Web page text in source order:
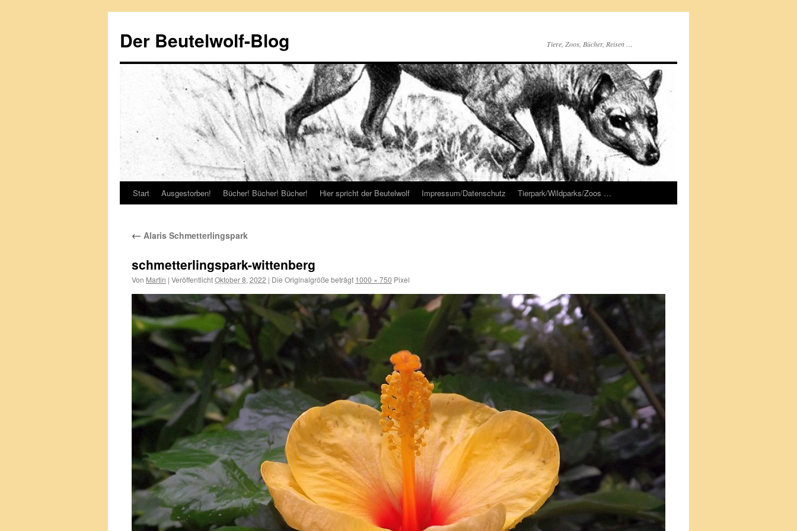
springen
Der Beutelwolf-Blog Tiere, Zoos, Bücher, Reisen …
Start Ausgestorben! Bücher! Bücher! Bücher! Hier spricht der Beutelwolf Impressum/Datenschutz Tierpark/Wildparks/Zoos …
← Alaris Schmetterlingspark
schmetterlingspark-wittenberg
Von Martin | VeröffentlichtOktober 8, 2022 | Die Originalgröße beträgt 1000 × 750 Pixel